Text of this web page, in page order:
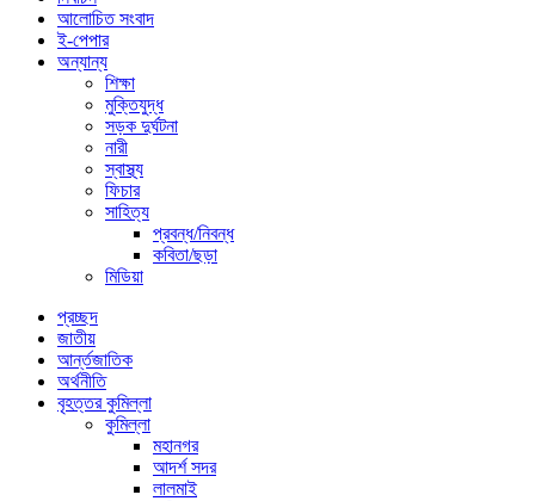
আলোচিত সংবাদ
ই-পেপার
অন্যান্য
শিক্ষা
মুক্তিযুদ্ধ
সড়ক দুর্ঘটনা
নারী
স্বাস্থ্য
ফিচার
সাহিত্য
প্রবন্ধ/নিবন্ধ
কবিতা/ছড়া
মিডিয়া
প্রচ্ছদ
জাতীয়
আর্ন্তজাতিক
অর্থনীতি
বৃহত্তর কুমিল্লা
কুমিল্লা
মহানগর
আদর্শ সদর
লালমাই